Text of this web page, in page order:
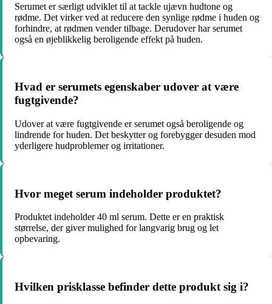
Serumet er særligt udviklet til at tackle ujævn hudtone og
rødme. Det virker ved at reducere den synlige rødme i huden og
forhindre, at rødmen vender tilbage. Derudover har serumet
også en øjeblikkelig beroligende effekt på huden.
Hvad er serumets egenskaber udover at være
fugtgivende?
Udover at være fugtgivende er serumet også beroligende og
lindrende for huden. Det beskytter og forebygger desuden mod
yderligere hudproblemer og irritationer.
Hvor meget serum indeholder produktet?
Produktet indeholder 40 ml serum. Dette er en praktisk
størrelse, der giver mulighed for langvarig brug og let
opbevaring.
Hvilken prisklasse befinder dette produkt sig i?